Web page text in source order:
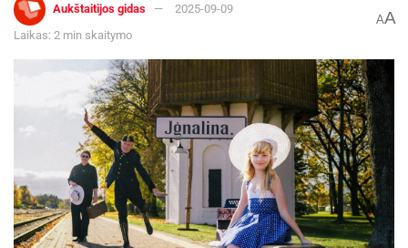
Aukštaitijos gidas
2025-09-09
Laikas: 2 min skaitymo
AA